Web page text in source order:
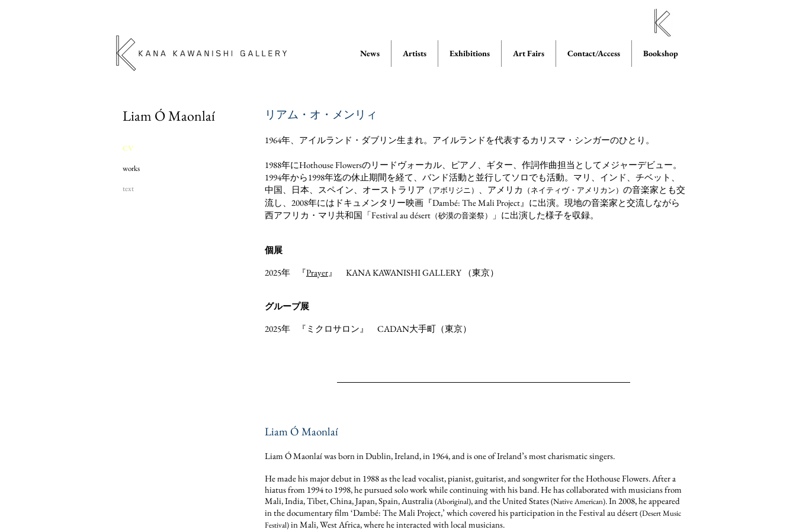
News Artists Exhibitions Art Fairs Contact/Access Bookshop
Liam Ó Maonlaí
CV
works
text
リアム・オ・メンリィ
1964年、アイルランド・ダブリン生まれ。アイルランドを代表するカリスマ・シンガーのひとり。
1988年にHothouse Flowersのリードヴォーカル、ピアノ、ギター、作詞作曲担当としてメジャーデビュー。
1994年から1998年迄の休止期間を経て、バンド活動と並行してソロでも活動。マリ、インド、チベット、
中国、日本、スペイン、オーストラリア （アボリジニ） 、アメリカ （ネイティヴ・アメリカン） の音楽家とも交
流し、2008年にはドキュメンタリー映画『Dambé: The Mali Project』に出演。現地の音楽家と交流しながら
西アフリカ・マリ共和国「Festival au désert （砂漠の音楽祭） 」に出演した様子を収録。
個展
2025年
『Prayer』 KANA KAWANISHI GALLERY （東京）
グループ展
2025年
『 ミクロサロン』 CADAN大手町（東京）
​Liam Ó Maonlaí
​Liam Ó Maonlaí was born in Dublin, Ireland, in 1964, and is one of Ireland’s most charismatic singers.
He made his major debut in 1988 as the lead vocalist, pianist, guitarist, and songwriter for the Hothouse Flowers.After a
hiatus from 1994 to 1998, he pursued solo work while continuing with his band. He has collaborated with musicians from
Mali, India, Tibet, China, Japan, Spain, Australia(Aboriginal), and the United States(Native American). In 2008, he appeared
in the documentary film ‘Dambé: The Mali Project,’ which covered his participation in the Festival au désert(Desert Music
Festival)in Mali, West Africa, where he interacted with local musicians.